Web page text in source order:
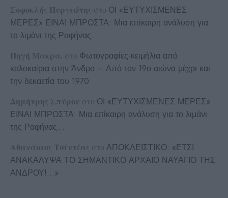
Σοφοκλής Πυργιώτης στο ΟΙ «ΕΥΤΥΧΙΣΜΕΝΕΣ
ΜΕΡΕΣ» ΕΙΝΑΙ ΜΠΡΟΣΤΑ: Μια επίκαιρη ανάλυση για
το λιμάνι της Ραφήνας…
Πηγή Μακρα. στο Φωτογραφίες-κειμήλια από
καλοκαίρια στην Άνδρο – Από τον 19ο αιώνα μέχρι και
την δεκαετία του 1970
Δημήτρης Σπύρου στο ΟΙ «ΕΥΤΥΧΙΣΜΕΝΕΣ ΜΕΡΕΣ»
ΕΙΝΑΙ ΜΠΡΟΣΤΑ: Μια επίκαιρη ανάλυση για το λιμάνι
της Ραφήνας…
Αθανάσιος Τσίντζας στο ΑΠΟΚΛΕΙΣΤΙΚΟ: «ΕΤΣΙ
ΑΝΑΚΑΛΥΨΑ ΤΟ ΣΗΜΑΝΤΙΚΟ ΑΡΧΑΙΟ ΝΑΥΑΓΙΟ ΤΗΣ
ΑΝΔΡΟΥ!…»